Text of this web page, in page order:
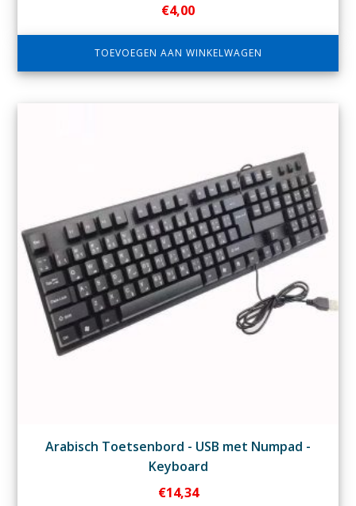
€4,00
TOEVOEGEN AAN WINKELWAGEN
Arabisch Toetsenbord - USB met Numpad -
Keyboard
€14,34